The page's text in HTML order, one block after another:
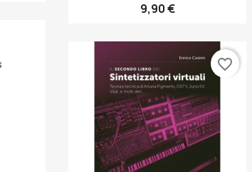
9,90 €
favorite_border